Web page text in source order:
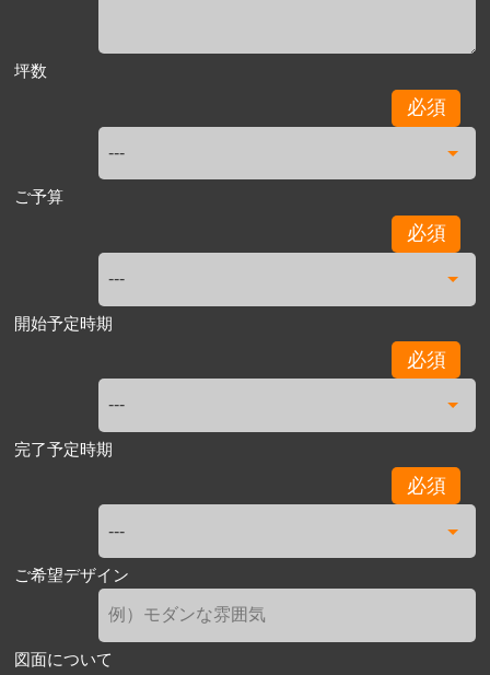
坪数
必須
ご予算
必須
開始予定時期
必須
完了予定時期
必須
ご希望デザイン
図面について